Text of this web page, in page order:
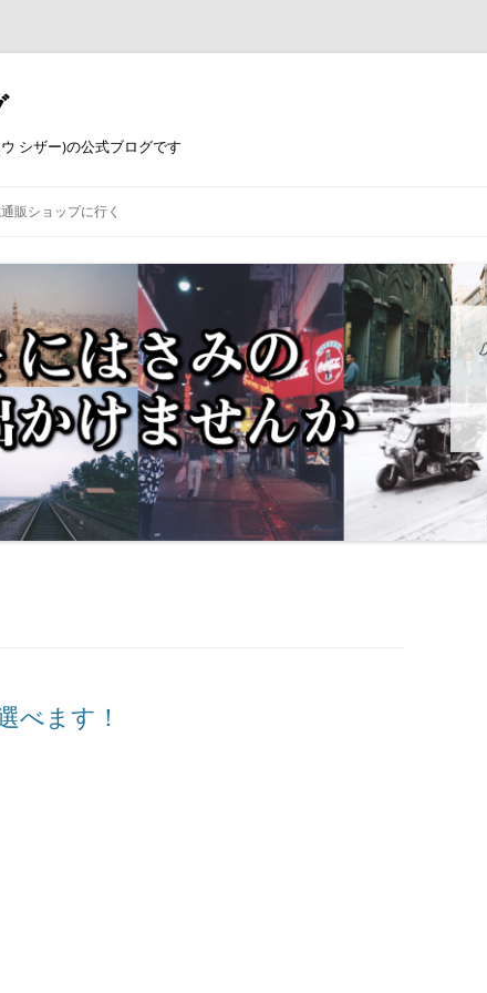
シザー)の公式ブログです
販ショップに行く
べます！